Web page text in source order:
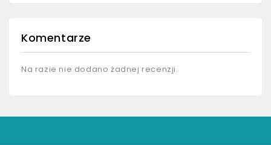
Komentarze
Na razie nie dodano żadnej recenzji.